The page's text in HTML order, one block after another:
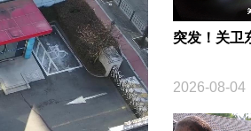
突发！关卫
2026-08-04